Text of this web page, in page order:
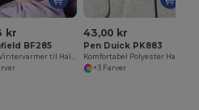
kr
BF285
43,00 kr
Pen Duick PK883
+3 Farver